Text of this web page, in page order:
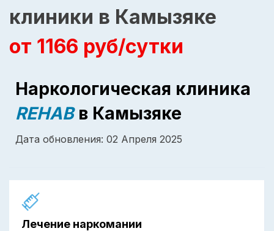
клиники в Камызяке
от 1166 руб/сутки
Лечение наркомании
Наркологическая клиника
REHABв Камызяке
Дата обновления: 02 Апреля 2025